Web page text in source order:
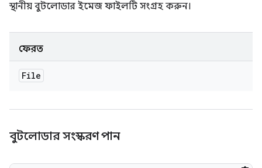
স্থানীয় বুটলোডার ইমেজ ফাইলটি সংগ্রহ করুন।
ফেরত
File
বুটলোডার সংস্করণ পান